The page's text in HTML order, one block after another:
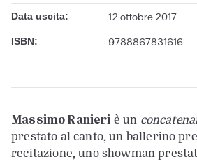
Data uscita: 12 ottobre 2017
ISBN: 9788867831616
Massimo Ranieri è un
prestato al canto, un ballerino
recitazione, uno showman